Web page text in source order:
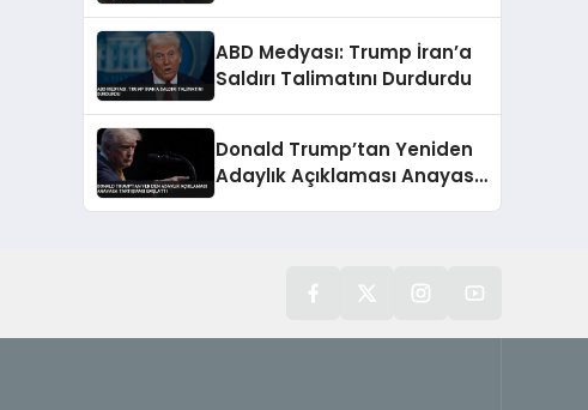
ABD Medyası: Trump İran’a
Saldırı Talimatını Durdurdu
Donald Trump’tan Yeniden
Adaylık Açıklaması Anayasa